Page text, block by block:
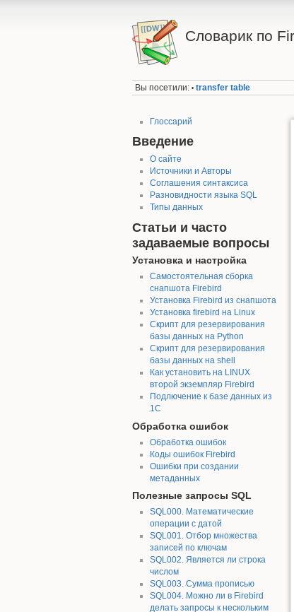
Словарик по
Вы посетили: • transfer table
Глоссарий
Введение
О сайте
Источники и Авторы
Соглашения синтаксиса
Разновидности языка SQL
Типы данных
Статьи и часто
задаваемые вопросы
Установка и настройка
Самостоятельная сборка
снапшота Firebird
Установка Firebird из снапшота
Установка firebird на Linux
Скрипт для резервирования
базы данных на Python
Скрипт для резервирования
базы данных на shell
Как установить на LINUX
второй экземпляр Firebird
Подлючение к базе данных из
1С
Обработка ошибок
Обработка ошибок
Коды ошибок Firebird
Ошибки при создании
метаданных
Полезные запросы SQL
SQL000. Математические
операции с датой
SQL001. Отбор множества
записей по ключам
SQL002. Является ли строка
числом
SQL003. Сумма прописью
SQL004. Можно ли в Firebird
делать запросы к нескольким